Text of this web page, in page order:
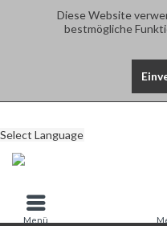
Diese Website
bestmögliche
Select Language
Menü